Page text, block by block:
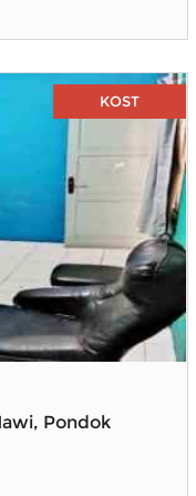
KOST
Pondok